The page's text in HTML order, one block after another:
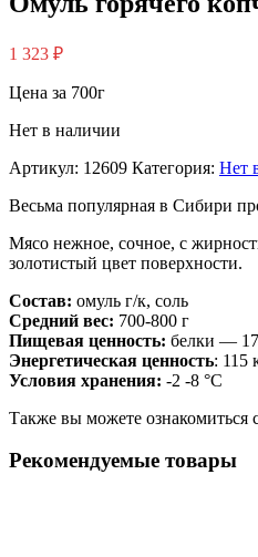
1 323 ₽
Цена за 700г
Нет в наличии
Артикул: 12609 Категория: Нет
Весьма популярная в Сибири
Мясо нежное, сочное, с
золотистый цвет поверхности.
Состав: омуль г/к, соль
Средний вес: 700-800 г
Пищевая ценность: белки —
Энергетическая ценность: 115
Условия хранения: -2 -8 °C
Также вы можете ознакомиться
Рекомендуемые товары